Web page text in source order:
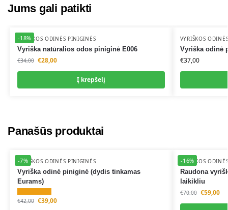
a
Jums gali patikti
-18%
VYRIŠKOS ODINĖS PINIGINĖS
Vyriška natūralios odos piniginė E006
€34,00 €28,00
Į krepšelį
VYRIŠKOS
Vyriška odinė
€37,00
Panašūs produktai
-7%
VYRIŠKOS ODINĖS PINIGINĖS
Vyriška odinė piniginė (dydis tinkamas
Eurams)
€42,00 €39,00
-16%
VYRIŠKOS
Raudona
laikikliu
€70,00 €59,00